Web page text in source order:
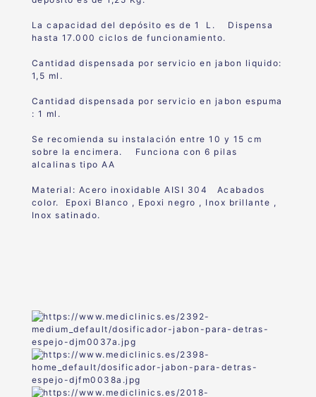
La capacidad del depósito es de 1 L. Dispensa
hasta 17.000 ciclos de funcionamiento.
Cantidad dispensada por servicio en jabon liquido:
1,5 ml.
Cantidad dispensada por servicio en jabon espuma
: 1 ml.
Se recomienda su instalación entre 10 y 15 cm
sobre la encimera. Funciona con 6 pilas
alcalinas tipo AA
Material: Acero inoxidable AISI 304 Acabados
color. Epoxi Blanco , Epoxi negro , Inox brillante ,
Inox satinado.